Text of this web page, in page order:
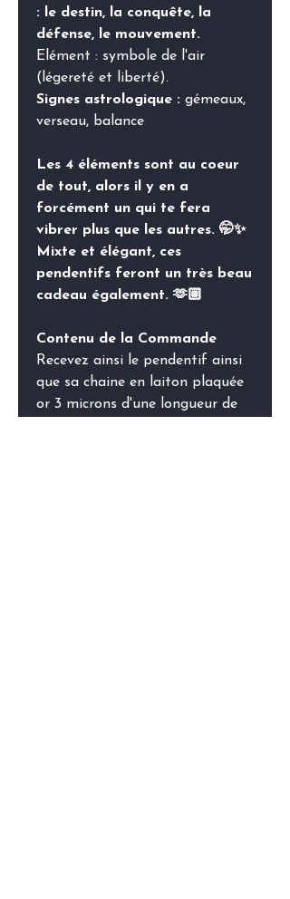
: le destin, la conquête, la
défense, le mouvement.
Elément : symbole de l'air
(légereté et liberté).
Signes astrologique : gémeaux,
verseau, balance
Les 4 éléments sont au coeur
de tout, alors il y en a
forcément un qui te fera
vibrer plus que les autres. 🤭✨
Mixte et élégant, ces
pendentifs feront un très beau
cadeau également. 🫶🏼
Contenu de la Commande
Recevez ainsi le pendentif ainsi
que sa chaine en laiton plaquée
or 3 microns d'une longueur de